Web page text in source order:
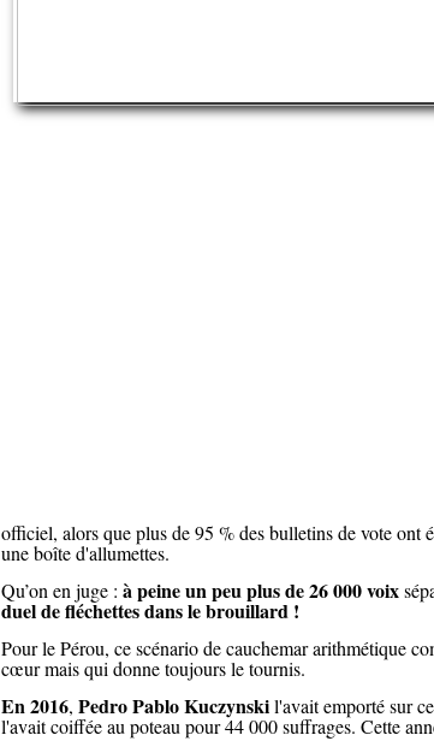
officiel, alors que plus de 95 % des bulletins de vote ont
une boîte d'allumettes.
Qu’on en juge : à peine un peu plus de 26 000 voix
duel de fléchettes dans le brouillard !
Pour le Pérou, ce scénario de cauchemar arithmétique
cœur mais qui donne toujours le tournis.
En 2016, Pedro Pablo Kuczynskil'avait emporté sur
l'avait coiffée au poteau pour 44 000 suffrages. Cette